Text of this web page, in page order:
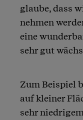
glaube, dass
nehmen
eine
sehr gut
Zum Beispiel
auf kleiner
sehr